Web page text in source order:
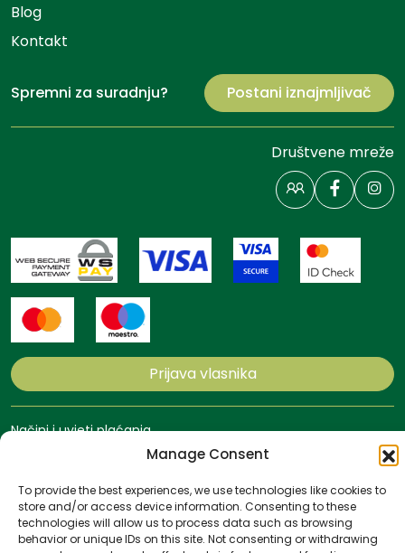
Manage Consent
To provide the best experiences, we use technologies like cookies to
store and/or access device information. Consenting to these
technologies will allow us to process data such as browsing
behavior or unique IDs on this site. Not consenting or withdrawing
Blog
Kontakt
Spremni za suradnju? Postani iznajmljivač
Društvene mreže
Prijava vlasnika
Načini i uvjeti plaćanja
Uvjeti poslovanja
All rights reserved
Website by NeoLab